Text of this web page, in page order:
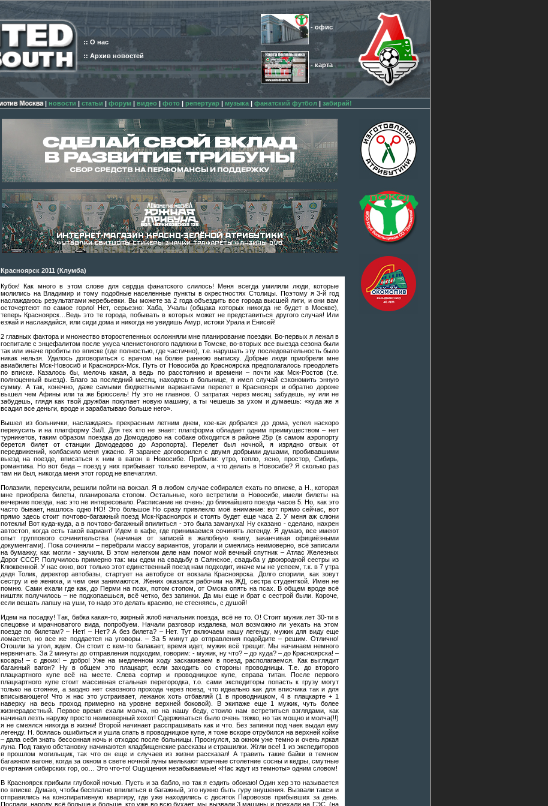
:: О нас
:: Архив новостей
- офис
- карта
| новости | статьи | форум | видео | фото | репертуар | музыка | фанатский футбол | забирай!
Красноярск 2011 (Клумба)
Кубок! Как много в этом слове для сердца фанатского слилось! Меня всегда умиляли люди, которые
молились на Владимир и тому подобные населенные пункты в окрестностях Столицы. Поэтому я 3-й год
наслаждаюсь результатами жеребьевки. Вы можете за 2 года объездить все города высшей лиги, и они вам
осточертеют по самое горло! Нет, серьезно: Хаба, Учалы (общака которых никогда не будет в Москве),
теперь Красноярск…Ведь это те города, побывать в которых может не представиться другого случая! Или
езжай и наслаждайся, или сиди дома и никогда не увидишь Амур, истоки Урала и Енисей!
2 главных фактора и множество второстепенных осложняли мне планирование поездки. Во-первых я лежал в
госпитале с энцефалитом после укуса членистоногого падлюки в Томске, во-вторых все выезда сезона были
так или иначе пробиты по вписке (где полностью, где частично), т.е. нарушать эту последовательность было
никак нельзя. Удалось договориться с врачом на более раннюю выписку. Добрые люди приобрели мне
авиабилеты Мск-Новосиб и Красноярск-Мск. Путь от Новосиба до Красноярска предполагалось преодолеть
по вписке. Казалось бы, мелочь какая, а ведь по расстоянию и времени – почти как Мск-Ростов (т.е.
полноценный выезд). Благо за последний месяц, находясь в больнице, я имел случай сэкономить энную
сумму. А так, конечно, даже самыми бюджетными вариантами перелет в Красноясрк и обратно дороже
вышел чем Афины или та же Брюссель! Ну это не главное. О затратах через месяц забудешь, ну или не
забудешь, глядя как твой дружбан покупает новую машину, а ты чешешь за ухом и думаешь: «куда же я
всадил все деньги, вроде и зарабатываю больше него».
Вышел из больнички, наслаждаясь прекрасным летним днем, кое-как добрался до дома, успел наскоро
перекусить и на платформу ЗиЛ. Для тех кто не знает: платформа обладает одним преимуществом – нет
турникетов, таким образом поездка до Домодедово на собаке обходится в районе 25р (в самом аэропорту
берется билет от станции Домодедово до Аэропорта). Перелет был ночной, я изрядно отвык от
передвижений, колбасило меня ужасно. Я заранее договорился с двумя добрыми душами, пробивавшими
выезд на поезде, вписаться к ним в вагон в Новосибе. Прибыли: утро, тепло, ясно, простор, Сибирь,
романтика. Но вот беда – поезд у них прибывает только вечером, а что делать в Новосибе? Я сколько раз
там ни был, никогда меня этот город не впечатлял.
Полазили, перекусили, решили пойти на вокзал. Я в любом случае собирался ехать по вписке, а Н., которая
мне приобрела билеты, планировала стопом. Остальные, кого встретили в Новосибе, имели билеты на
вечерние поезда, нас это не интересовало. Расписание не очень: до ближайшего поезда часов 5. Но, как это
часто бывает, нашлось одно НО! Это большое Но сразу привлекло моё внимание: вот прямо сейчас, вот
прямо здесь стоит почтово-багажный поезд Мск-Красноярск и стоять будет еще часа 2. У меня аж слюни
потекли! Вот куда-куда, а в почтово-багажный впилиться - это была замануха! Ну сказано - сделано, нахрен
автостоп, когда есть такой вариант! Идем в кафе, где принимаемся сочинять легенду. Я думаю, все имеют
опыт группового сочинительства (начиная от записей в жалобную книгу, заканчивая официёзными
документами). Пока сочиняли – перебрали массу вариантов, угорали и смеялись неимоверно, всё записали
на бумажку, как могли - заучили. В этом нелегком деле нам помог мой вечный спутник – Атлас Железных
Дорог СССР. Получилось примерно так: мы едем на свадьбу в Саянское, свадьба у двоюродной сестры из
Клюквенной. У нас окно, вот только этот единственный поезд нам подходит, иначе мы не успеем, т.к. в 7 утра
дядя Толик, директор автобазы, стартует на автобусе от вокзала Красноярска. Долго спорили, как зовут
сестру и её жениха, и чем они занимаются. Жених оказался рабочим на ЖД, сестра студенткой. Имен не
помню. Сами ехали где как, до Перми на псах, потом стопом, от Омска опять на псах. В общем вроде всё
ништяк получилось – не подкопаешься, всё четко, без запинки. Да мы еще и брат с сестрой были. Короче,
если вешать лапшу на уши, то надо это делать красиво, не стесняясь, с душой!
Идем на посадку! Так, бабка какая-то, жирный жлоб начальник поезда, всё не то. О! Стоит мужик лет 30-ти в
спецовке и мрачноватого вида, попробуем. Начали разговор издалека, мол возможно ли уехать на этом
поезде по билетам? – Нет! – Нет? А без билета? – Нет. Тут включаем нашу легенду, мужик для виду еще
ломается, но все же поддается на уговоры. – За 5 минут до отправления подойдите – решим. Отлично!
Отошли за угол, ждем. Он стоит с кем-то балакает, время идет, мужик всё трещит. Мы начинаем немного
нервничать. За 2 минуты до отправления подходим, говорим: - мужик, ну что? – до куда? – до Красноярска! –
косарь! – с двоих! – добро! Уже на медленном ходу заскакиваем в поезд, располагаемся. Как выглядит
багажный вагон? Ну в общем это плацкарт, если заходить со стороны проводницы. Т.е. до второго
плацкартного купе всё на месте. Слева сортир и проводницкое купе, справа титан. После первого
плацкартного купе стоит массивная стальная перегородка, т.о. сами экспедиторы попасть к грузу могут
только на стоянке, а заодно нет сквозного прохода через поезд, что идеально как для вписчика так и для
вписывающего! Что ж нас это устраивает, лежанок хоть отбавляй (1 в проводницком, 4 в плацкарте + 1
наверху на весь проход примерно на уровне верхней боковой). В экипаже еще 1 мужик, чуть более
жизнерадостный. Первое время ехали молча, но на нашу беду, стоило нам встретиться взглядами, как
начинал лезть наружу просто неимоверный хохот! Сдерживаться было очень тяжко, но так мощно и молча(!!)
я не смеялся никогда в жизни! Второй начинает расспрашивать как и что. Без запинки под чаек выдал ему
легенду. Н. боялась ошибиться и ушла спать в проводницкое купе, я тоже вскоре отрубился на верхней койке
– дала себя знать бессонная ночь и отходос после больницы. Проснулся, за окном уже темно и очень яркая
луна. Под такую обстановку начинаются кладбищенские рассказы и страшилки. Жгли все! 1 из экспедиторов
в прошлом могильщик, так что он еще и случаев из жизни рассказал! А травить такие байки в темном
багажном вагоне, когда за окном в свете ночной луны мелькают мрачные столетние сосны и кедры, смутные
очертания сибирских гор, оо… Это что-то! Ощущения незабываемые! «Нас ждут из темноты» одним словом!
В Красноярск прибыли глубокой ночью. Пусть и за бабло, но так я ездить обожаю! Один хер это называется
по вписке. Думаю, чтобы бесплатно впилиться в багажный, это нужно быть гуру внушения. Вызвали такси и
отправились на конспиративную квартиру, где уже находились с десяток Паровозов прибывших за день.
Поспали, народу всё больше и больше, кто уже во всю бухает, мы вызвали 3 машины и поехали на ГЭС. (на